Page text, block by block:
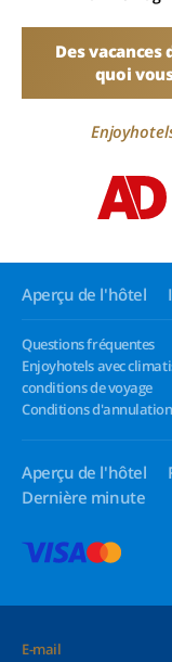
Des
quoi
Aperçu de l'hôtel
Questions fréquentes
Enjoyhotels avec
conditions de voyage
Conditions d'annulation
Aperçu de l'hôtel
Dernière minute
E-mail